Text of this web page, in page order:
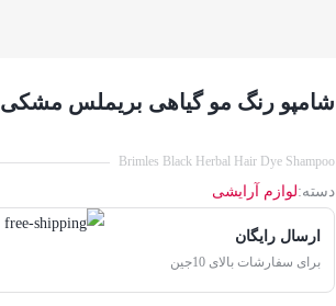
شامپو رنگ مو گیاهی بریملس مشکی ۵۰۰ میل
Brimles Black Herbal Hair Dye Shampoo
دسته:لوازم آرایشی
ارسال رایگان
برای سفارشات بالای 10جین